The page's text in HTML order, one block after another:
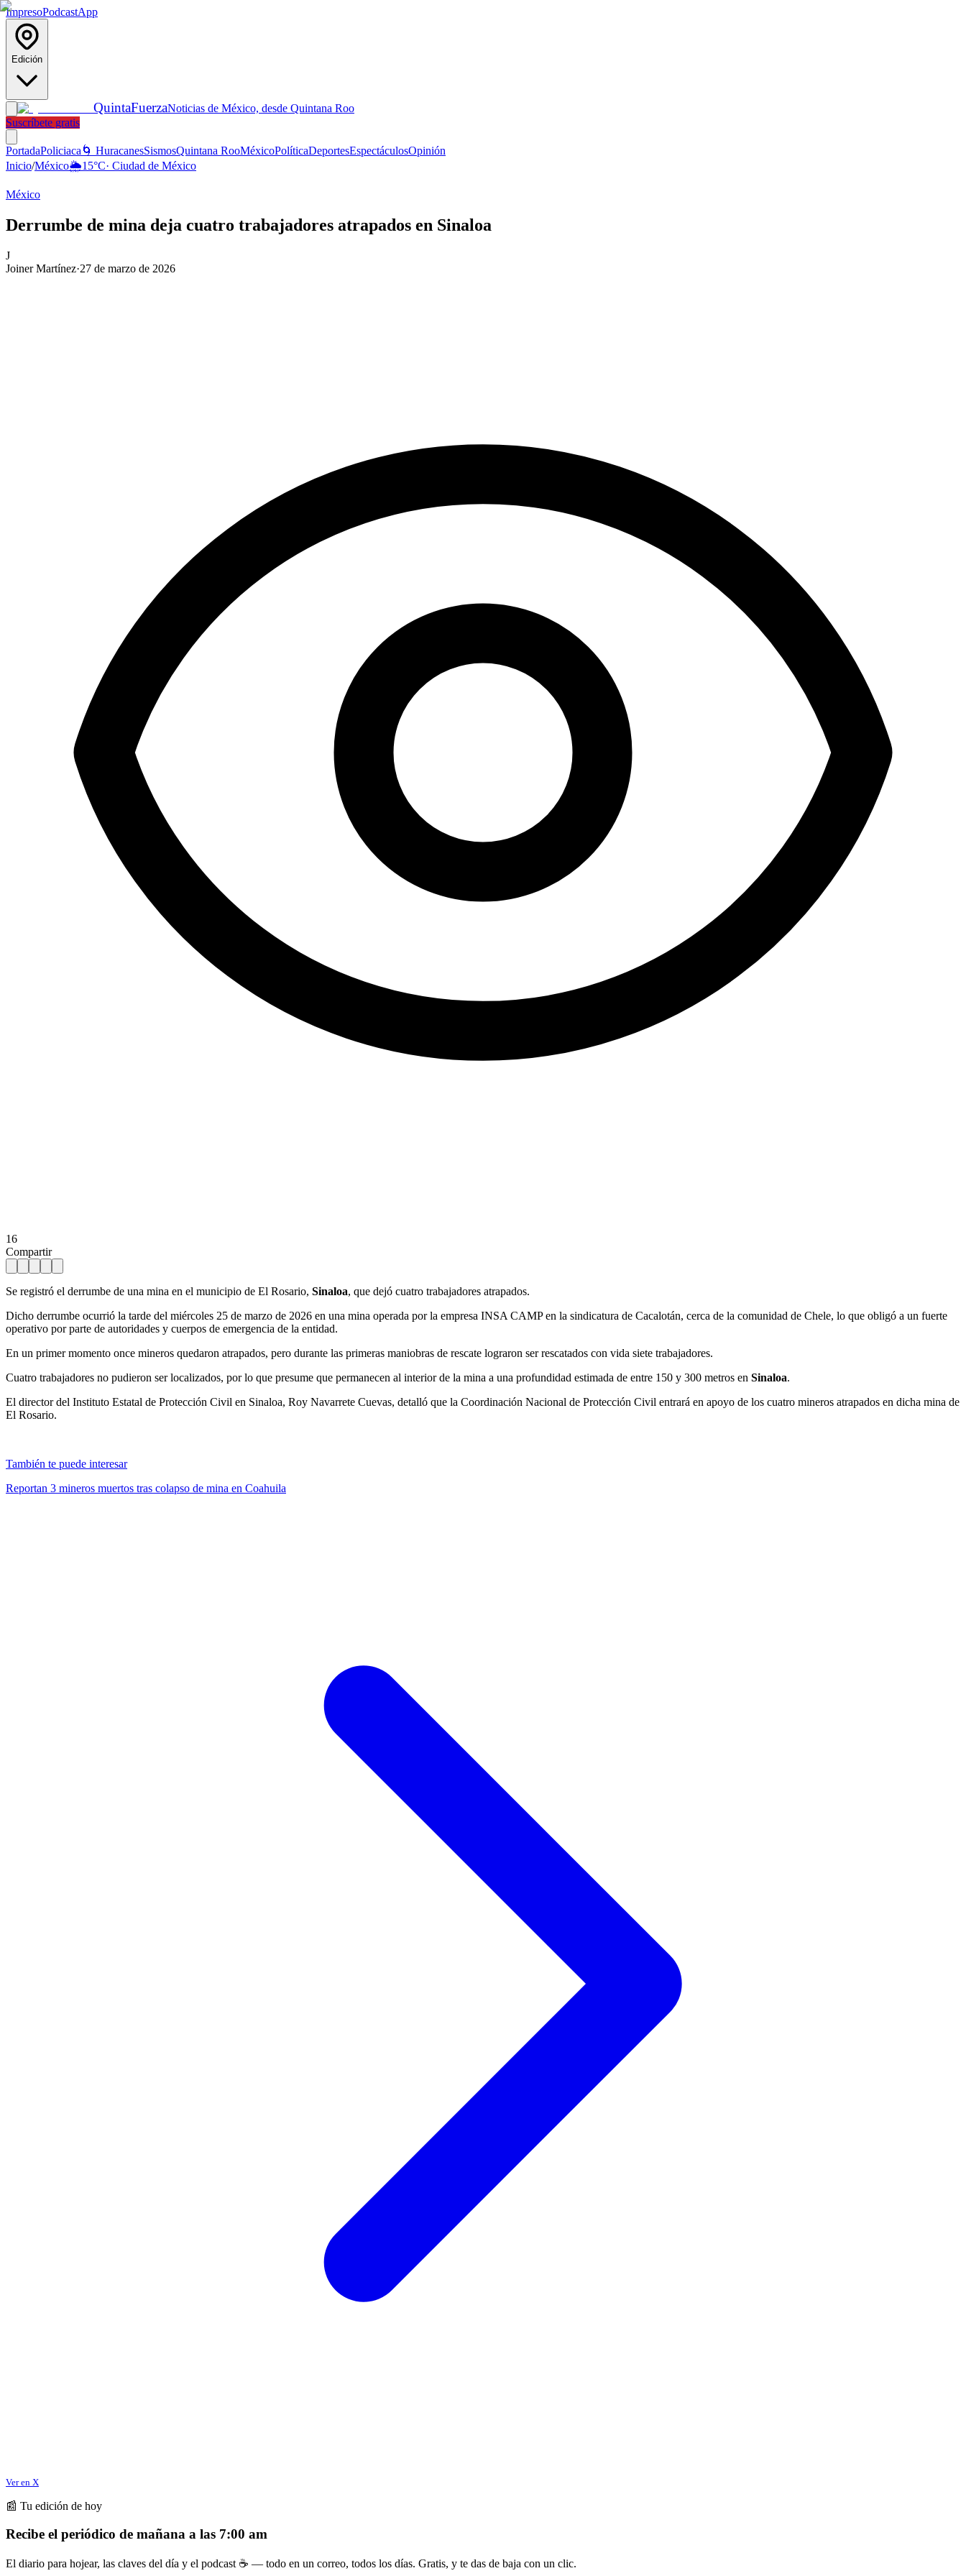
ImpresoPodcastApp
Edición
QuintaFuerzaNoticias de México, desde Quintana Roo
Suscríbete gratis
PortadaPoliciaca 🌀 HuracanesSismosQuintana RooMéxicoPolíticaDeportesEspectáculosOpinión
Inicio/México🌦️15°C· Ciudad de México
México
Derrumbe de mina deja cuatro trabajadores atrapados en Sinaloa
J
Joiner Martínez·27 de marzo de 2026
16
Compartir
Se registró el derrumbe de una mina en el municipio de El Rosario, Sinaloa, que dejó cuatro trabajadores atrapados.
Dicho derrumbe ocurrió la tarde del miércoles 25 de marzo de 2026 en una mina operada por la empresa INSA CAMP en la sindicatura de Cacalotán, cerca de la comunidad de Chele, lo que obligó a un fuerte
operativo por parte de autoridades y cuerpos de emergencia de la entidad.
En un primer momento once mineros quedaron atrapados, pero durante las primeras maniobras de rescate lograron ser rescatados con vida siete trabajadores.
Cuatro trabajadores no pudieron ser localizados, por lo que presume que permanecen al interior de la mina a una profundidad estimada de entre 150 y 300 metros en Sinaloa.
El director del Instituto Estatal de Protección Civil en Sinaloa, Roy Navarrete Cuevas, detalló que la Coordinación Nacional de Protección Civil entrará en apoyo de los cuatro mineros atrapados en dicha mina de
El Rosario.
También te puede interesar
Reportan 3 mineros muertos tras colapso de mina en Coahuila
Ver en X
📰 Tu edición de hoy
Recibe el periódico de mañana a las 7:00 am
El diario para hojear, las claves del día y el podcast ☕ — todo en un correo, todos los días. Gratis, y te das de baja con un clic.